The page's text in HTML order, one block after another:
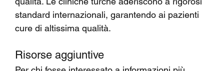
standard internazionali, garantendo ai pazienti
cure di altissima qualità.
Risorse aggiuntive